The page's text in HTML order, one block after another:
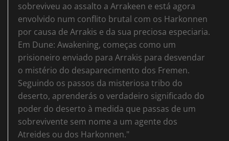
sobreviveu ao assalto a Arrakeen e está agora
envolvido num conflito brutal com os Harkonnen
por causa de Arrakis e da sua preciosa especiaria.
Em Dune: Awakening, começas como um
prisioneiro enviado para Arrakis para desvendar
o mistério do desaparecimento dos Fremen.
Seguindo os passos da misteriosa tribo do
deserto, aprenderás o verdadeiro significado do
poder do deserto à medida que passas de um
sobrevivente sem nome a um agente dos
Atreides ou dos Harkonnen."